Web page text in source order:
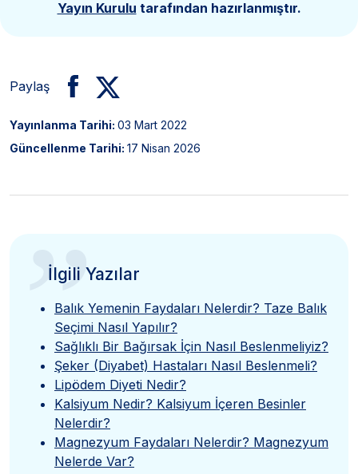
Yayın Kurulu tarafından hazırlanmıştır.
Paylaş
Yayınlanma Tarihi: 03 Mart 2022
Güncellenme Tarihi: 17 Nisan 2026
”
İlgili Yazılar
Balık Yemenin Faydaları Nelerdir? Taze Balık
Seçimi Nasıl Yapılır?
Sağlıklı Bir Bağırsak İçin Nasıl Beslenmeliyiz?
Şeker (Diyabet) Hastaları Nasıl Beslenmeli?
Lipödem Diyeti Nedir?
Kalsiyum Nedir? Kalsiyum İçeren Besinler
Nelerdir?
Magnezyum Faydaları Nelerdir? Magnezyum
Nelerde Var?